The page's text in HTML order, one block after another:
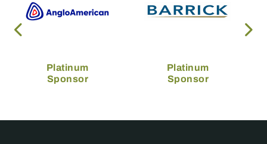
Platinum
Sponsor
Platinum
Sponsor